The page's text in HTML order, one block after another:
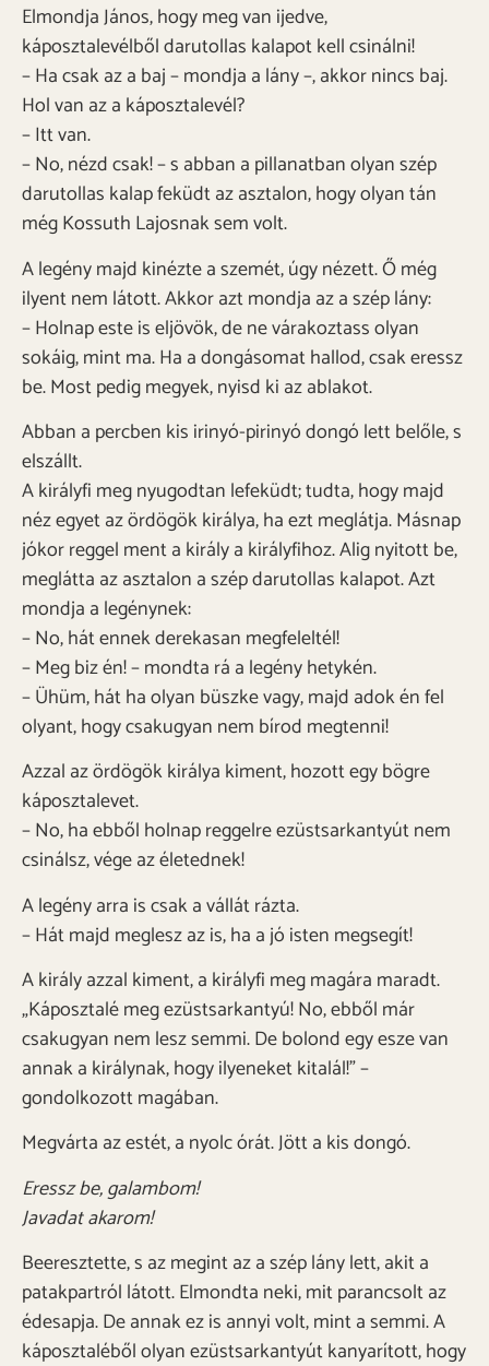
Elmondja János, hogy meg van ijedve,
káposztalevélből darutollas kalapot kell csinálni!
– Ha csak az a baj – mondja a lány –, akkor nincs baj.
Hol van az a káposztalevél?
– Itt van.
– No, nézd csak! – s abban a pillanatban olyan szép
darutollas kalap feküdt az asztalon, hogy olyan tán
még Kossuth Lajosnak sem volt.
A legény majd kinézte a szemét, úgy nézett. Ő még
ilyent nem látott. Akkor azt mondja az a szép lány:
– Holnap este is eljövök, de ne várakoztass olyan
sokáig, mint ma. Ha a dongásomat hallod, csak eressz
be. Most pedig megyek, nyisd ki az ablakot.
Abban a percben kis irinyó-pirinyó dongó lett belőle, s
elszállt.
A királyfi meg nyugodtan lefeküdt; tudta, hogy majd
néz egyet az ördögök királya, ha ezt meglátja. Másnap
jókor reggel ment a király a királyfihoz. Alig nyitott be,
meglátta az asztalon a szép darutollas kalapot. Azt
mondja a legénynek:
– No, hát ennek derekasan megfeleltél!
– Meg biz én! – mondta rá a legény hetykén.
– Ühüm, hát ha olyan büszke vagy, majd adok én fel
olyant, hogy csakugyan nem bírod megtenni!
Azzal az ördögök királya kiment, hozott egy bögre
káposztalevet.
– No, ha ebből holnap reggelre ezüstsarkantyút nem
csinálsz, vége az életednek!
A legény arra is csak a vállát rázta.
– Hát majd meglesz az is, ha a jó isten megsegít!
A király azzal kiment, a királyfi meg magára maradt.
„Káposztalé meg ezüstsarkantyú! No, ebből már
csakugyan nem lesz semmi. De bolond egy esze van
annak a királynak, hogy ilyeneket kitalál!” –
gondolkozott magában.
Megvárta az estét, a nyolc órát. Jött a kis dongó.
Eressz be, galambom!
Javadat akarom!
Beeresztette, s az megint az a szép lány lett, akit a
patakpartról látott. Elmondta neki, mit parancsolt az
édesapja. De annak ez is annyi volt, mint a semmi. A
káposztaléből olyan ezüstsarkantyút kanyarított, hogy